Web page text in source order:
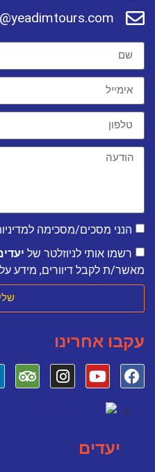
הנני מסכים/מסכימה
רשמו אותי לניוזלטר של
מאשר/ת לקבל דיוורים, מידע
עקבו אחרינו
יעדים